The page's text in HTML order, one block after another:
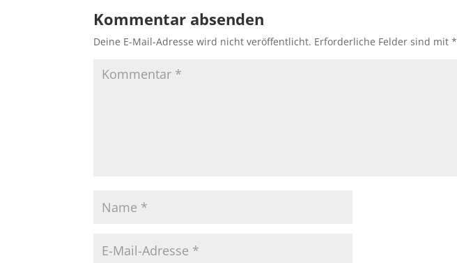
Kommentar absenden
Deine E-Mail-Adresse wird nicht veröffentlicht. Erforderliche Felder sind mit*